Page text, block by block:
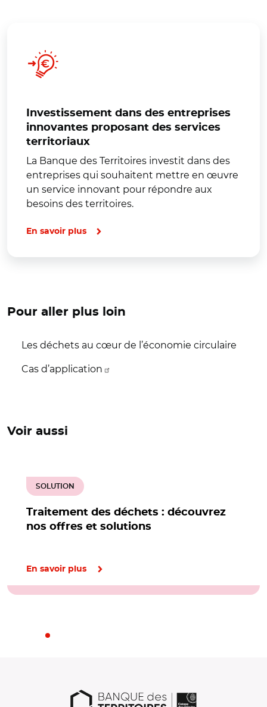
Investissement dans des entreprises
innovantes proposant des services
territoriaux
La Banque des Territoires investit dans des
entreprises qui souhaitent mettre en œuvre
un service innovant pour répondre aux
besoins des territoires.
En savoir plus
Pour aller plus loin
Les déchets au cœur de l’économie circulaire
Cas d’application
Voir aussi
Traitement des déchets : découvrez
nos offres et solutions
SOLUTION
En savoir plus